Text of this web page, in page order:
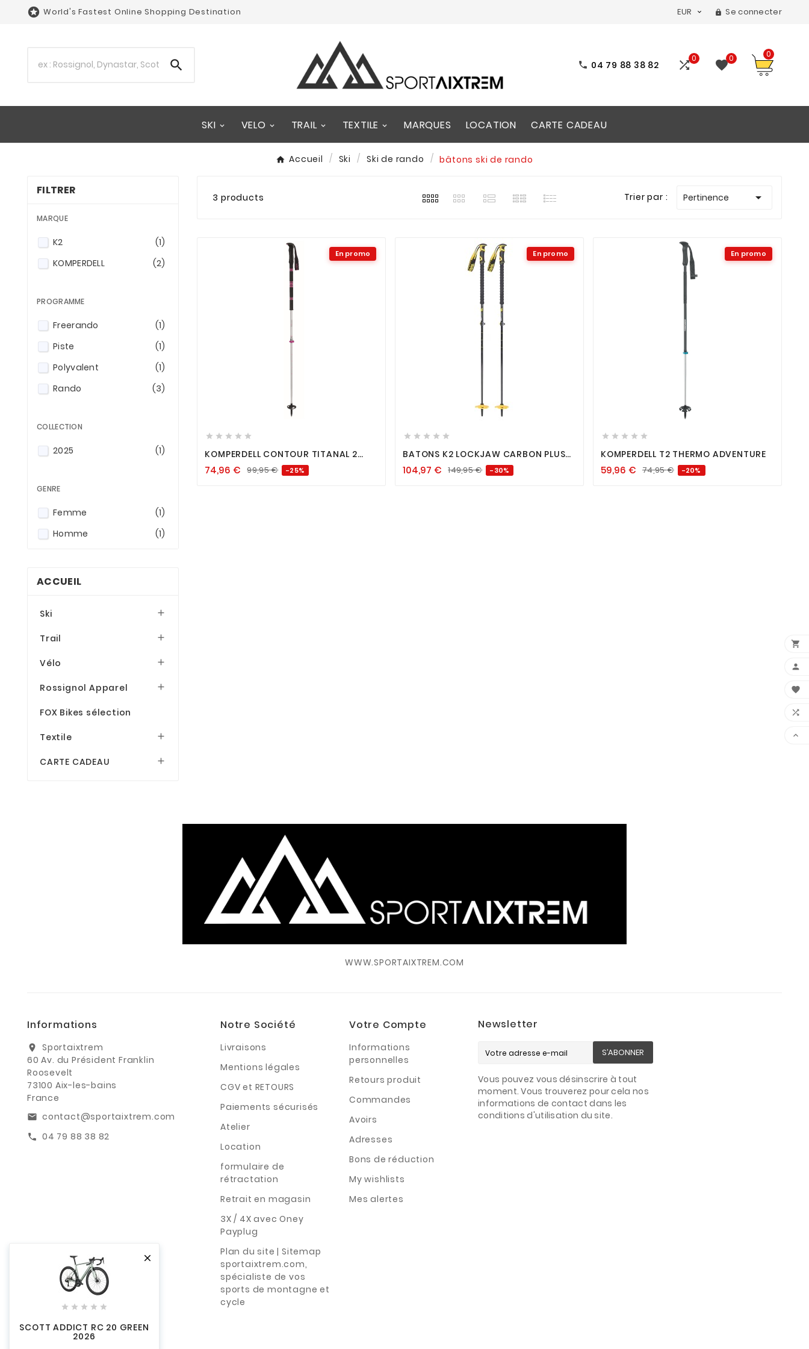

    
SCOTT ADDICT RC 20 GREEN
2026
 World's Fastest Online Shopping Destination EUR   Se connecter
  04 79 88 38 82 0 0 0
SKI VELO TRAIL TEXTILE MARQUES LOCATION CARTE CADEAU
Accueil Ski Ski de rando bâtons ski de rando
FILTRER
MARQUE
K2
(1)
KOMPERDELL
(2)
PROGRAMME
Freerando
(1)
Piste
(1)
Polyvalent
(1)
Rando
(3)
COLLECTION
2025 (1)
GENRE
Femme
(1)
Homme
(1)
ACCUEIL
Ski 
Trail 
Vélo 
Rossignol Apparel 
FOX Bikes sélection
Textile 
CARTE CADEAU 
3 products Trier par : Pertinence 
En promo
    
KOMPERDELL CONTOUR TITANAL 2
FOAM COMPACT PINK
74,96€ 99,95€ -25%
En promo
 
    
BATONS K2 LOCKJAW CARBON PLUS
104,97€ 149,95€ -30%
En promo

    
KOMPERDELL T2 THERMO ADVENTURE
59,96€ 74,95€ -20%
WWW.SPORTAIXTREM.COM
Informations
location_on
Sportaixtrem
60 Av. du Président Franklin
Roosevelt
73100 Aix-les-bains
France
email contact@sportaixtrem.com
call 04 79 88 38 82
Notre Société
Livraisons
Mentions légales
CGV et RETOURS
Paiements sécurisés
Atelier
Location
formulaire de
rétractation
Retrait en magasin
3X / 4X avec Oney
Payplug
Plan du site | Sitemap
sportaixtrem.com,
spécialiste de vos
sports de montagne et
cycle
Votre Compte
Informations
personnelles
Retours produit
Commandes
Avoirs
Adresses
Bons de réduction
My wishlists
Mes alertes
Newsletter
S’ABONNER
Vous pouvez vous désinscrire à tout
moment. Vous trouverez pour cela nos
informations de contact dans les
conditions d'utilisation du site.




